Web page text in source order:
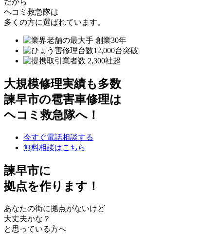
ヘコミ救急隊は
多くの方に選ばれています。
大規模修理実績も多数
諫早市の雹害車修理は
ヘコミ救急隊へ！
今すぐ電話相談する
無料相談はこちら
諫早市に
拠点を作ります！
あなたの街に拠点がないけど
大丈夫かな？
と思っている方へ